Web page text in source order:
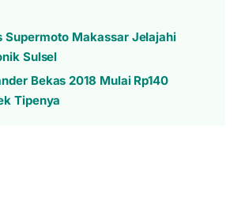
Supermoto Makassar Jelajahi
Sulsel
Bekas 2018 Mulai Rp140
Tipenya